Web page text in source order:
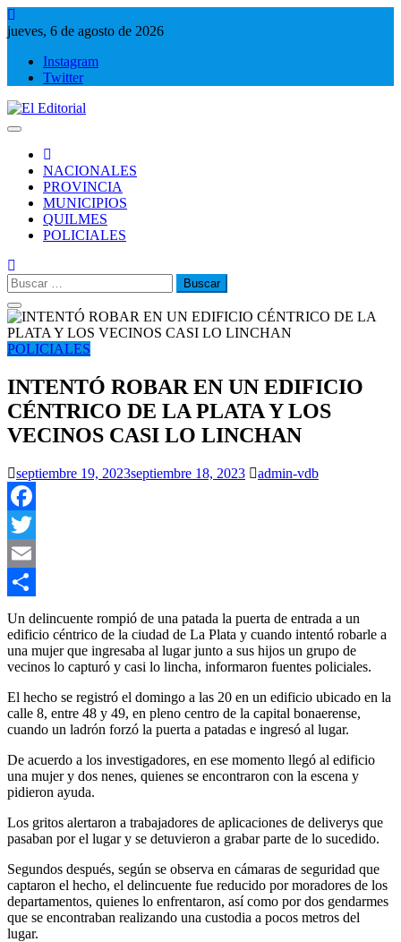
Saltar
al
jueves, 6 de agosto de 2026
Instagram
Twitter
NACIONALES
PROVINCIA
MUNICIPIOS
QUILMES
POLICIALES
Buscar:
POLICIALES
INTENTÓ ROBAR EN UN EDIFICIO
CÉNTRICO DE LA PLATA Y LOS
VECINOS CASI LO LINCHAN
septiembre 19, 2023septiembre 18, 2023 admin-vdb
Facebook
Twitter
Email
Compartir
Un delincuente rompió de una patada la puerta de entrada a un
edificio céntrico de la ciudad de La Plata y cuando intentó robarle a
una mujer que ingresaba al lugar junto a sus hijos un grupo de
vecinos lo capturó y casi lo lincha, informaron fuentes policiales.
El hecho se registró el domingo a las 20 en un edificio ubicado en la
calle 8, entre 48 y 49, en pleno centro de la capital bonaerense,
cuando un ladrón forzó la puerta a patadas e ingresó al lugar.
De acuerdo a los investigadores, en ese momento llegó al edificio
una mujer y dos nenes, quienes se encontraron con la escena y
pidieron ayuda.
Los gritos alertaron a trabajadores de aplicaciones de deliverys que
pasaban por el lugar y se detuvieron a grabar parte de lo sucedido.
Segundos después, según se observa en cámaras de seguridad que
captaron el hecho, el delincuente fue reducido por moradores de los
departamentos, quienes lo enfrentaron, así como por dos gendarmes
que se encontraban realizando una custodia a pocos metros del
lugar.